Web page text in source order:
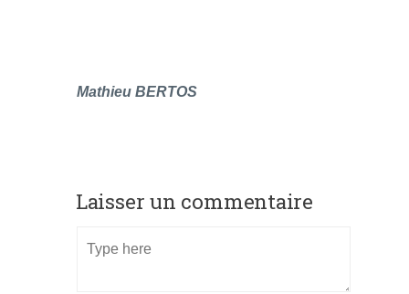
Mathieu BERTOS
Laisser un commentaire